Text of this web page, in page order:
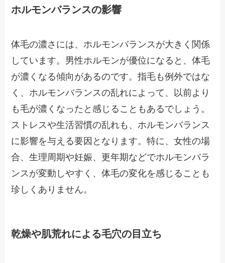
ホルモンバランスの影響
体毛の濃さには、ホルモンバランスが大きく関係
しています。男性ホルモンが優位になると、体毛
が濃くなる傾向があるのです。指毛も例外ではな
く、ホルモンバランスの乱れによって、以前より
も毛が濃くなったと感じることもあるでしょう。
ストレスや生活習慣の乱れも、ホルモンバランス
に影響を与える要因となります。特に、女性の場
合、生理周期や妊娠、更年期などでホルモンバラ
ンスが変動しやすく、体毛の変化を感じることも
珍しくありません。
乾燥や肌荒れによる毛穴の目立ち